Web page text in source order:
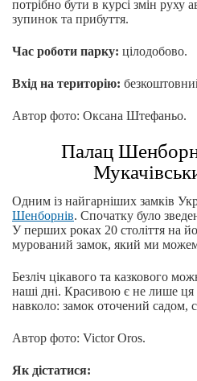
потрібно бути в курсі змін руху
зупинок та прибуття.
Час роботи парку: цілодобово.
Вхід на територію:
Автор фото: Оксана Штефаньо.
Палац
Одним із найгарніших замків
Шенборнів. Спочатку було
У перших роках 20 століття на
мурований замок, який ми
Безліч цікавого та казкового
наші дні. Красивою є не лише ця
навколо: замок оточений садом,
Автор фото: Victor Oros.
Як дістатися: